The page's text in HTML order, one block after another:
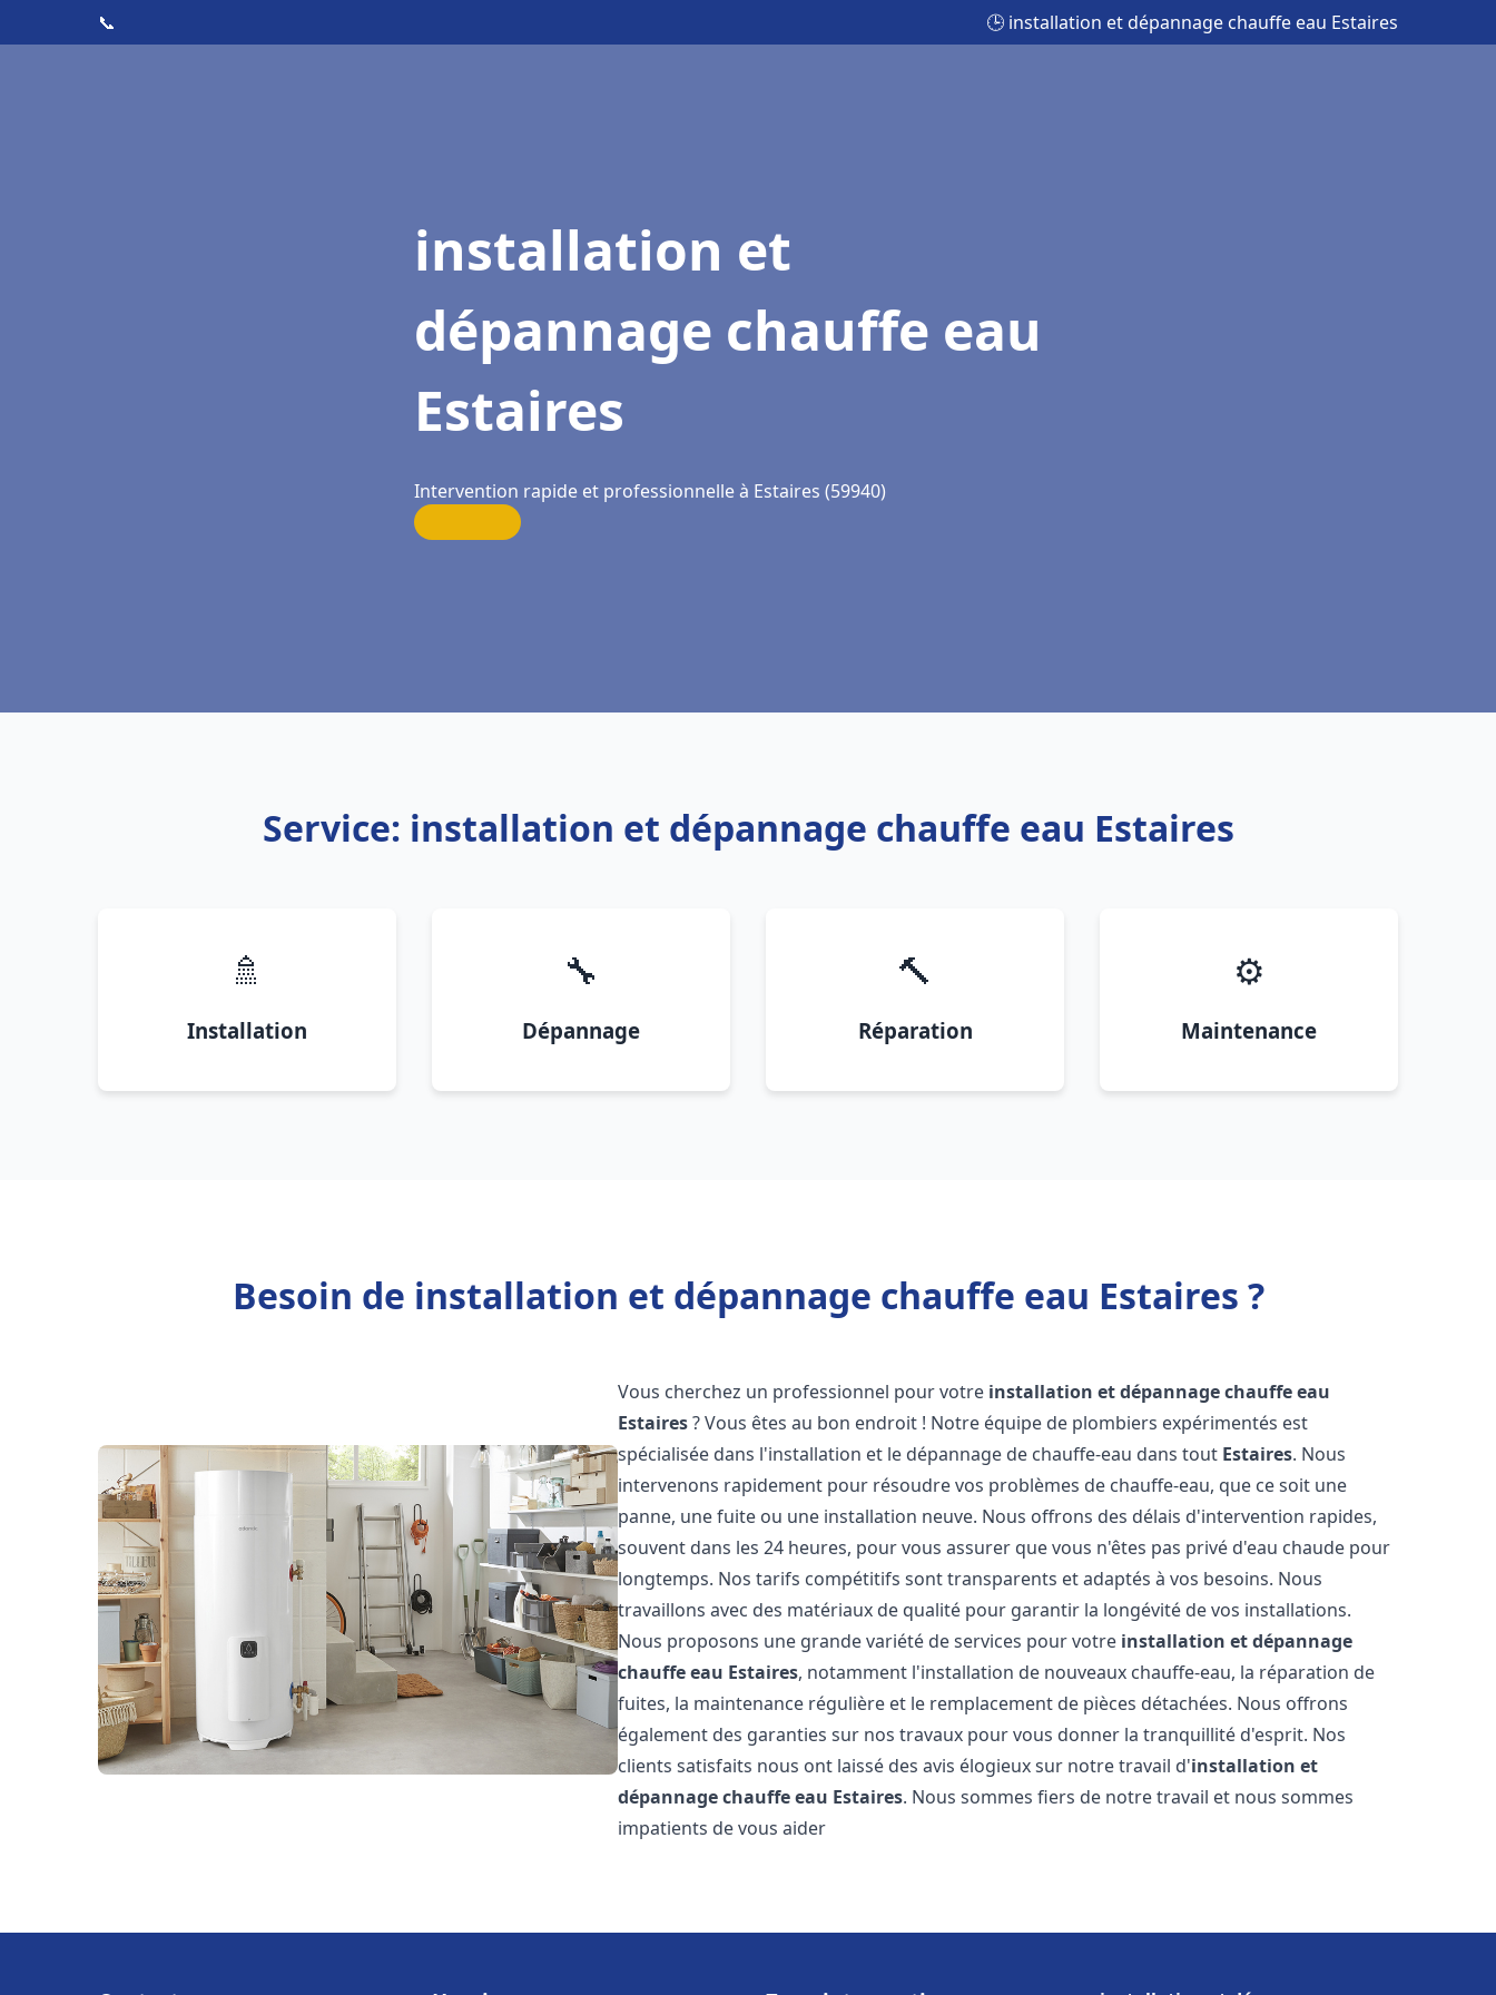
📞 🕒 installation et dépannage chauffe eau Estaires
installation et
dépannage chauffe eau
Estaires
Intervention rapide et professionnelle à Estaires (59940)
Service: installation et dépannage chauffe eau Estaires
🚿
Installation
🔧
Dépannage
🔨
Réparation
⚙️
Maintenance
Besoin de installation et dépannage chauffe eau Estaires ?
Vous cherchez un professionnel pour votre installation et dépannage chauffe eau
Estaires? Vous êtes au bon endroit ! Notre équipe de plombiers expérimentés est
spécialisée dans l'installation et le dépannage de chauffe-eau dans tout Estaires. Nous
intervenons rapidement pour résoudre vos problèmes de chauffe-eau, que ce soit une
panne, une fuite ou une installation neuve. Nous offrons des délais d'intervention rapides,
souvent dans les 24 heures, pour vous assurer que vous n'êtes pas privé d'eau chaude pour
longtemps. Nos tarifs compétitifs sont transparents et adaptés à vos besoins. Nous
travaillons avec des matériaux de qualité pour garantir la longévité de vos installations.
Nous proposons une grande variété de services pour votre installation et dépannage
chauffe eau Estaires, notamment l'installation de nouveaux chauffe-eau, la réparation de
fuites, la maintenance régulière et le remplacement de pièces détachées. Nous offrons
également des garanties sur nos travaux pour vous donner la tranquillité d'esprit. Nos
clients satisfaits nous ont laissé des avis élogieux sur notre travail d'installation et
dépannage chauffe eau Estaires. Nous sommes fiers de notre travail et nous sommes
impatients de vous aider